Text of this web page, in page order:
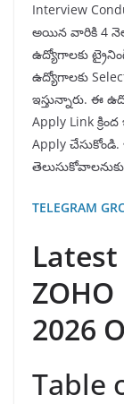
Interview
అయిన వారికి 4
ఉద్యోగాలకు
ఉద్యోగాలకు
ఇస్తున్నారు. ఈ
Apply Link
Apply
TELEGRAM
Latest
2026
Table